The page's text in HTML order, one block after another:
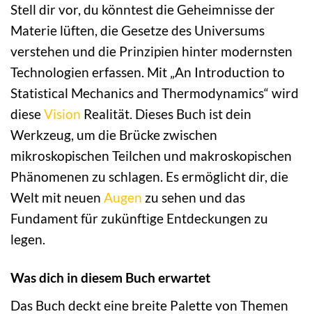
Stell dir vor, du könntest die Geheimnisse der
Materie lüften, die Gesetze des Universums
verstehen und die Prinzipien hinter modernsten
Technologien erfassen. Mit „An Introduction to
Statistical Mechanics and Thermodynamics“ wird
dieseVision Realität. Dieses Buch ist dein
Werkzeug, um die Brücke zwischen
mikroskopischen Teilchen und makroskopischen
Phänomenen zu schlagen. Es ermöglicht dir, die
Welt mit neuen Augen zu sehen und das
Fundament für zukünftige Entdeckungen zu
legen.
Was dich in diesem Buch erwartet
Das Buch deckt eine breite Palette von Themen